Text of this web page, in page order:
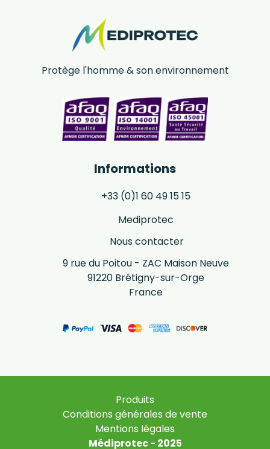
Protège l'homme & son environnement
Informations
+33 (0)1 60 49 15 15
Mediprotec
Nous contacter
9 rue du Poitou - ZAC Maison Neuve
91220 Brétigny-sur-Orge
France
Produits
Conditions générales de vente
Mentions légales
Médiprotec - 2025